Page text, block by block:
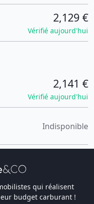
2,129 €
Vérifié aujourd'hui
2,141 €
Vérifié aujourd'hui
Indisponible
qui réalisent
budget carburant !